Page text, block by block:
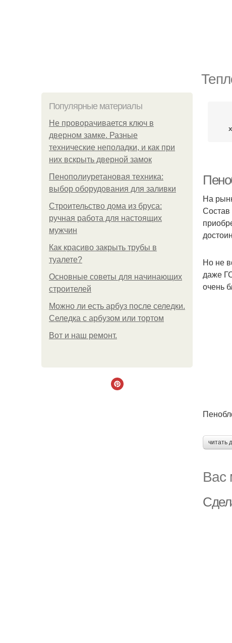
Популярные материалы
Не проворачивается ключ в
дверном замке. Разные
технические неполадки, и как при
них вскрыть дверной замок
Пенополиуретановая техника:
выбор оборудования для заливки
Строительство дома из бруса:
ручная работа для настоящих
мужчин
Как красиво закрыть трубы в
туалете?
Основные советы для начинающих
строителей
Можно ли есть арбуз после селедки.
Селедка с арбузом или тортом
Boт и наш ремoнт.
На
Состав
Но не
даже
очень
читать
Вас